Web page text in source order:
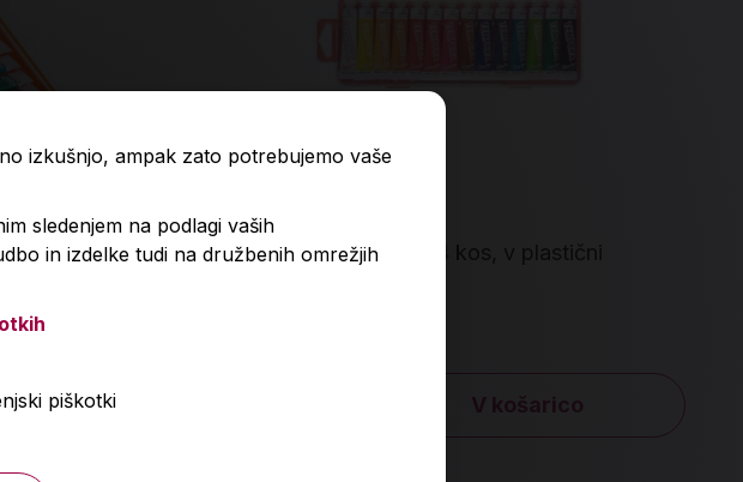
plastični
Tempera barve Aero, 14 kos, v plastični
V košarico
izkušnjo, ampak zato potrebujemo vaše
sledenjem na podlagi vaših
in izdelke tudi na družbenih omrežjih
piškotki